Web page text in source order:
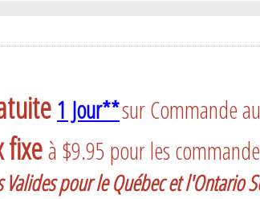
1 Jour**sur Commande
fixeà $9.95 pour les
Valides pour le Québec et l'Ontario